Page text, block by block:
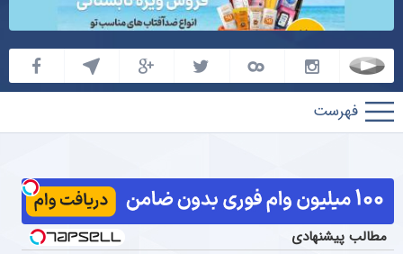
پارس
فوتبال
مطالب پیشنهادی